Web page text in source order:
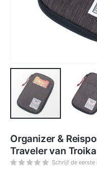
het
begin
van
de
afbeeldingen-
gallerij
Organizer &
Traveler van Troika
Schrijf de